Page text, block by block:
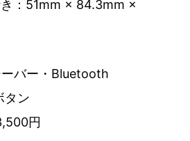
：51mm × 84.3mm ×
バー・Bluetooth
タン
円